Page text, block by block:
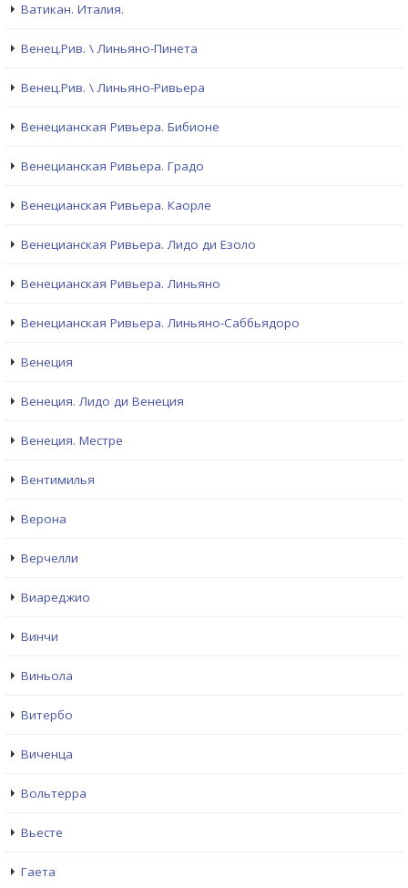
Ватикан. Италия.
Венец.Рив. \ Линьяно-Пинета
Венец.Рив. \ Линьяно-Ривьера
Венецианская Ривьера. Бибионе
Венецианская Ривьера. Градо
Венецианская Ривьера. Каорле
Венецианская Ривьера. Лидо ди Езоло
Венецианская Ривьера. Линьяно
Венецианская Ривьера. Линьяно-Саббьядоро
Венеция
Венеция. Лидо ди Венеция
Венеция. Местре
Вентимилья
Верона
Верчелли
Виареджио
Винчи
Виньола
Витербо
Виченца
Вольтерра
Вьесте
Гаета